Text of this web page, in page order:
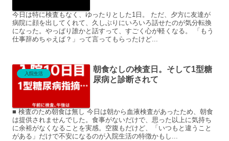
今日は特に検査もなく、ゆったりとした1日。 ただ、夕方に友達が
病院に顔を出してくれて、久しぶりにいろいろ話せたのが気分転換
になった。やっぱり誰かと話すって、すごく心が軽くなる。 「もう
仕事辞めちゃえば？」って言ってもらったけど...
入院生活
朝食なしの検査日。そして1型糖
尿病と診断されて
■ 検査のため朝食は無し 今日は朝から血液検査があったため、朝食
は提供されませんでした。食事がないだけで、思った以上に気持ち
に余裕がなくなることを実感。空腹もだけど、「いつもと違うこと
がある」だけで不安になるのが入院生活の特徴かもし...